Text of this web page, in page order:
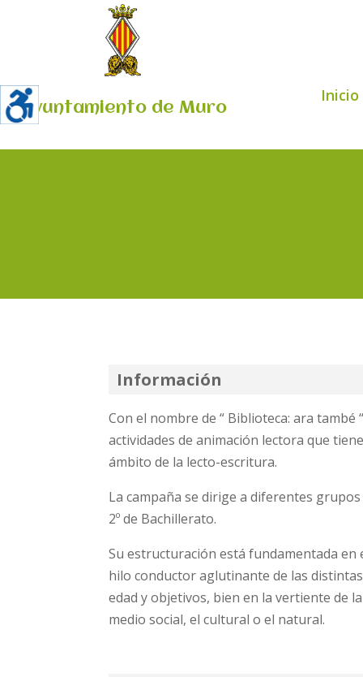
Ayuntamiento de Muro
Inicio
Información
Con el nombre de “ Biblioteca: ara
actividades de animación lectora que
ámbito de la lecto-escritura.
La campaña se dirige a diferentes
2º de Bachillerato.
Su estructuración está fundamentada en
hilo conductor aglutinante de las
edad y objetivos, bien en la vertiente de
medio social, el cultural o el natural.